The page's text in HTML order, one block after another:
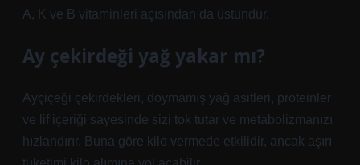
A, K ve B vitaminleri açısından da üstündür.
Ay çekirdeği yağ yakar mı?
Ayçiçeği çekirdekleri, doymamış yağ asitleri, proteinler
ve lif içeriği sayesinde sizi tok tutar ve metabolizmanızı
hızlandırır. Buna göre kilo vermede etkilidir, ancak aşırı